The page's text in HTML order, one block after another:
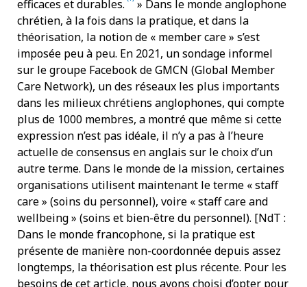
efficaces et durables.
» Dans le monde anglophone
chrétien, à la fois dans la pratique, et dans la
théorisation, la notion de « member care » s’est
imposée peu à peu. En 2021, un sondage informel
sur le groupe Facebook de GMCN (Global Member
Care Network), un des réseaux les plus importants
dans les milieux chrétiens anglophones, qui compte
plus de 1000 membres, a montré que même si cette
expression n’est pas idéale, il n’y a pas à l’heure
actuelle de consensus en anglais sur le choix d’un
autre terme. Dans le monde de la mission, certaines
organisations utilisent maintenant le terme « staff
care » (soins du personnel), voire « staff care and
wellbeing » (soins et bien-être du personnel). [NdT :
Dans le monde francophone, si la pratique est
présente de manière non-coordonnée depuis assez
longtemps, la théorisation est plus récente. Pour les
besoins de cet article, nous avons choisi d’opter pour